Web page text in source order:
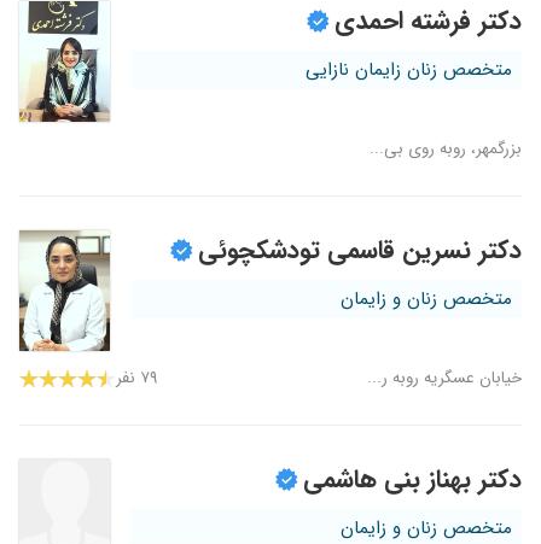
دکتر فرشته احمدی
متخصص زنان زایمان نازایی
بزرگمهر، روبه روی بی...
دکتر نسرین قاسمی تودشکچوئی
متخصص زنان و زایمان
خیابان عسگریه روبه ر... ۷۹ نفر
دکتر بهناز بنی هاشمی
متخصص زنان و زایمان